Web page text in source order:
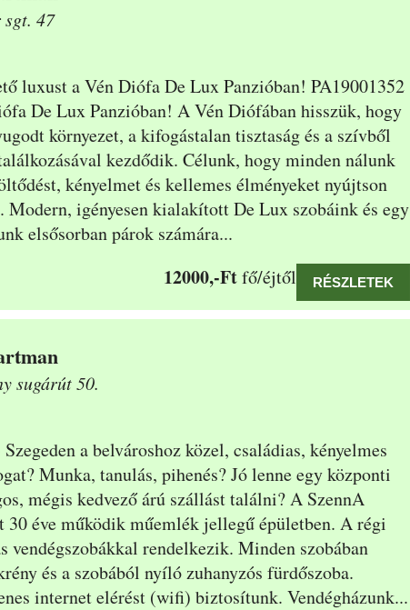
sgt. 47
luxust a Vén Diófa De Lux Panzióban! PA19001352
De Lux Panzióban! A Vén Diófában hisszük, hogy
környezet, a kifogástalan tisztaság és a szívből
kezdődik. Célunk, hogy minden nálunk
kényelmet és kellemes élményeket nyújtson
Modern, igényesen kialakított De Lux szobáink és egy
elsősorban párok számára...
12000,-Ftfő/éjtől RÉSZLETEK
sugárút 50.
a belvároshoz közel, családias, kényelmes
Munka, tanulás, pihenés? Jó lenne egy központi
mégis kedvező árú szállást találni? A SzennA
30 éve működikműemlék jellegű épületben. A régi
vendégszobákkal rendelkezik. Minden szobában
és a szobából nyíló zuhanyzós fürdőszoba.
internet elérést (wifi) biztosítunk. Vendégházunk...